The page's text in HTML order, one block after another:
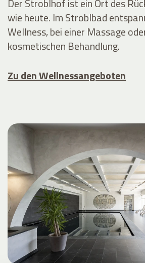
Der Stroblhof ist ein Ort des
wie heute. Im Stroblbad
Wellness, bei einer Massage
kosmetischen Behandlung.
Zu den Wellnessangeboten